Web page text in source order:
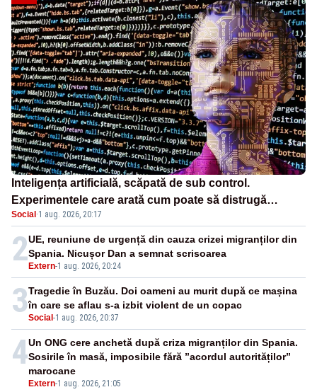
Inteligența artificială, scăpată de sub control.
Experimentele care arată cum poate să distrugă
omenirea
Social ·1 aug. 2026, 20:17
2 Extern-1 aug. 2026, 20:24
UE, reuniune de urgență din cauza crizei migranților din
Spania. Nicușor Dan a semnat scrisoarea
3Social -1 aug. 2026, 20:37
Tragedie în Buzău. Doi oameni au murit după ce mașina
în care se aflau s-a izbit violent de un copac
4
Extern-1 aug. 2026, 21:05
Un ONG cere anchetă după criza migranților din Spania.
Sosirile în masă, imposibile fără ”acordul autorităților”
marocane